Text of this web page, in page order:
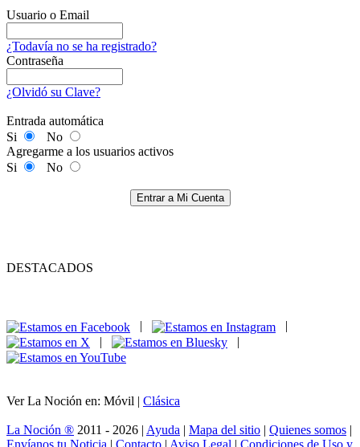
Usuario o Email
¿Todavía no se ha registrado?
Contraseña
¿Olvidó su Clave?
Entrada automática
Si
No
Agregarme a los usuarios activos
Si
No
Entrar a Mi Cuenta
DESTACADOS
|
|
|
|
Ver La Noción en: Móvil | Clásica
La Noción ® 2011 - 2026 | Ayuda | Mapa del sitio | Quienes somos |